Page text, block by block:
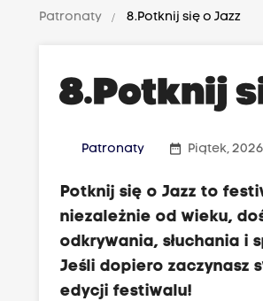
Patronaty 8.Potknij się o Jazz
8.Potknij
Patronaty date_range Piątek,
Potknij się o Jazz to
niezależnie od wieku,
odkrywania, słuchania i
Jeśli dopiero zaczynasz
edycji festiwalu!